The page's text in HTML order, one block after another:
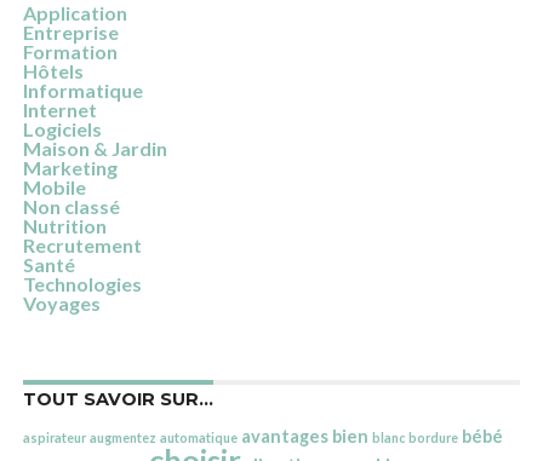
Application
Entreprise
Formation
Hôtels
Informatique
Internet
Logiciels
Maison & Jardin
Marketing
Mobile
Non classé
Nutrition
Recrutement
Santé
Technologies
Voyages
TOUT SAVOIR SUR…
aspirateur augmentez automatique avantages bien blanc bordure bébé